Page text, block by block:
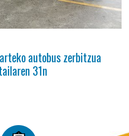
autobus zerbitzua
31n